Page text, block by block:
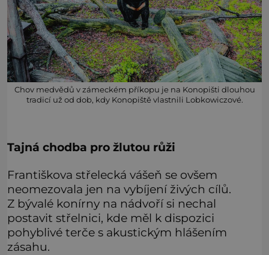
Chov medvědů v zámeckém příkopu je na Konopišti dlouhou
tradicí už od dob, kdy Konopiště vlastnili Lobkowiczové.
Tajná chodba pro žlutou růži
Františkova střelecká vášeň se ovšem
neomezovala jen na vybíjení živých cílů.
Z bývalé konírny na nádvoří si nechal
postavit střelnici, kde měl k dispozici
pohyblivé terče s akustickým hlášením
zásahu.